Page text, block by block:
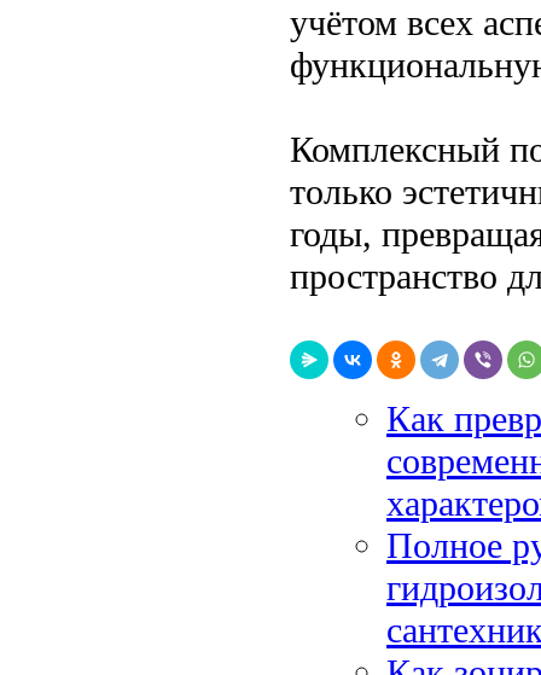
учётом всех
Комплексный
только
годы,
пространство
Как
Полное